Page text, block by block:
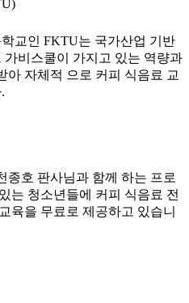
교인 FKTU는 국가산업 기반
가비스쿨이 가지고 있는 역량과
아 자체적 으로 커피 식음료 교
종호 판사님과 함께 하는 프로
는 청소년들에 커피 식음료 전
육을 무료로 제공하고 있습니